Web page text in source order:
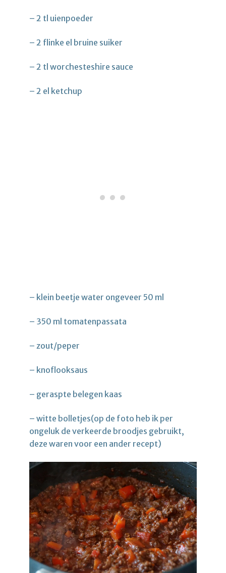
– 2 tl uienpoeder
– 2 flinke el bruine suiker
– 2 tl worchesteshire sauce
– 2 el ketchup
– klein beetje water ongeveer 50 ml
– 350 ml tomatenpassata
– zout/peper
– knoflooksaus
– geraspte belegen kaas
– witte bolletjes(op de foto heb ik per
ongeluk de verkeerde broodjes gebruikt,
deze waren voor een ander recept)